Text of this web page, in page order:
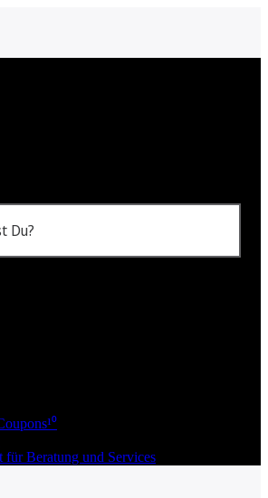
Du?
Beratung und Services